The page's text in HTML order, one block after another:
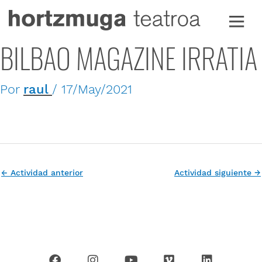
al
BILBAO MAGAZINE IRRATIA
Por raul / 17/May/2021
← Actividad anterior Actividad siguiente →
F
I
Y
V
L